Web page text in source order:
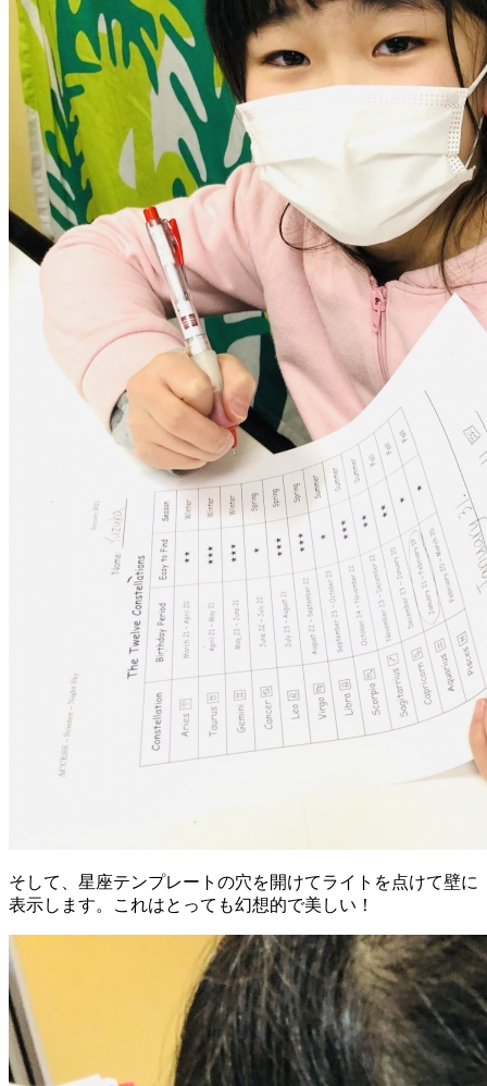
そして、星座テンプレートの穴を開けてライトを点けて壁に
表示します。これはとっても幻想的で美しい！